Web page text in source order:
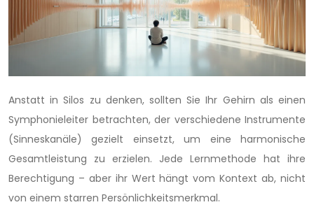
Anstatt in Silos zu denken, sollten Sie Ihr Gehirn als einen
Symphonieleiter betrachten, der verschiedene Instrumente
(Sinneskanäle) gezielt einsetzt, um eine harmonische
Gesamtleistung zu erzielen. Jede Lernmethode hat ihre
Berechtigung – aber ihr Wert hängt vom Kontext ab, nicht
von einem starren Persönlichkeitsmerkmal.